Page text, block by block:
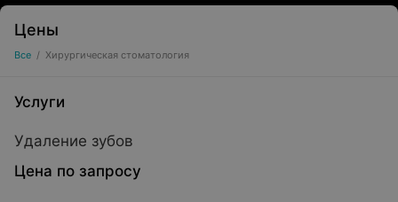
Цены
Все / Хирургическая стоматология
Услуги
Удаление зубов
Цена по запросу